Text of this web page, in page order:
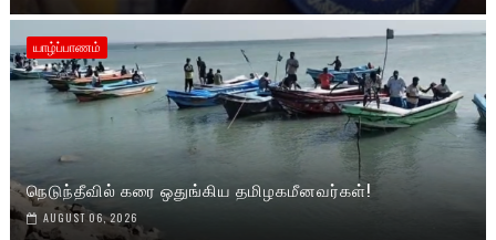
யாழ்ப்பாணம்
நெடுந்தீவில் கரை ஒதுங்கிய தமிழகமீனவர்கள்!
AUGUST 06, 2026